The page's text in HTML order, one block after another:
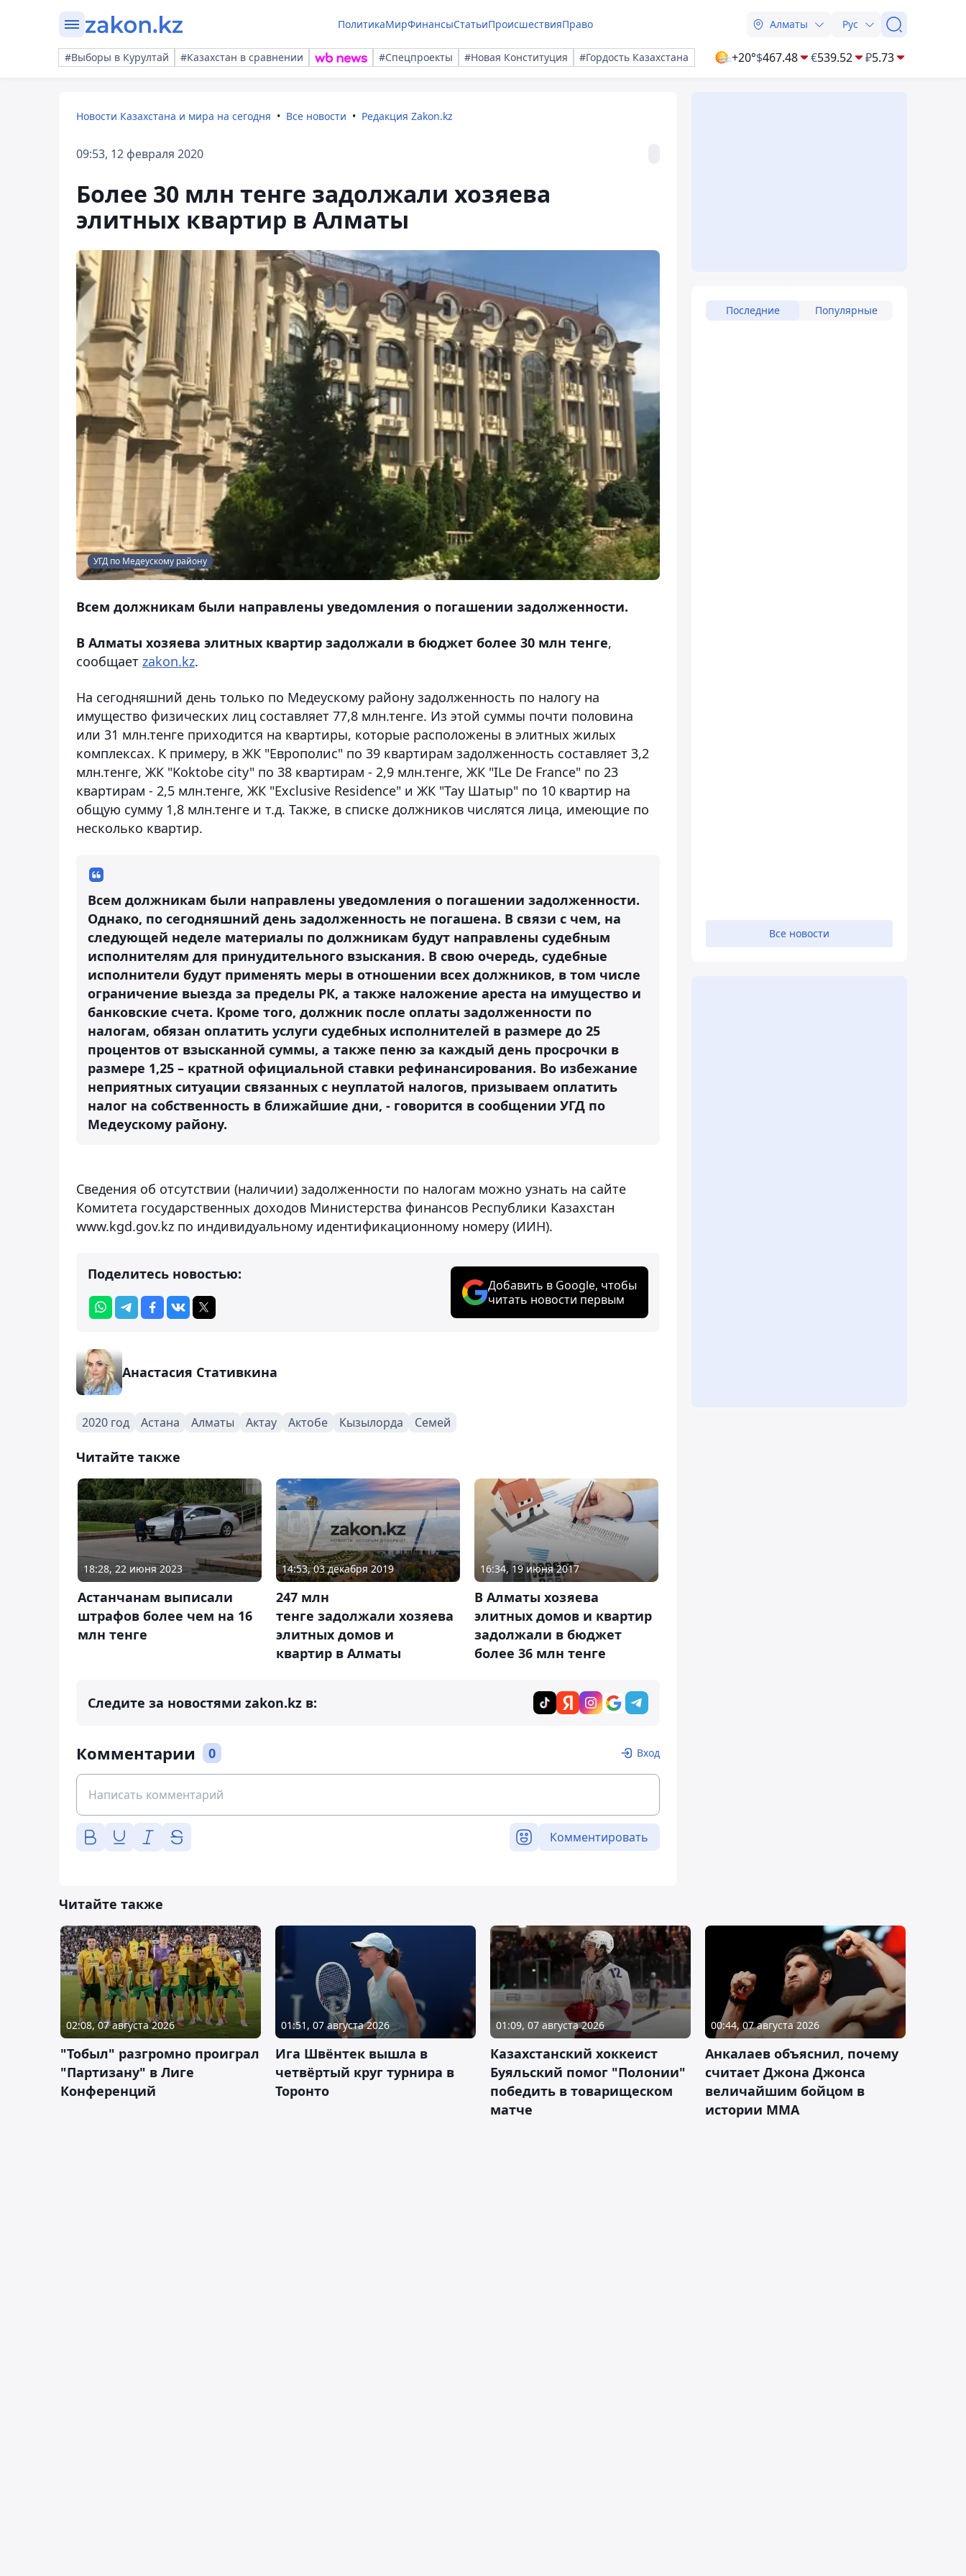
ПолитикаМирФинансыСтатьиПроисшествияПраво Алматы Рус
#Выборы в Курултай #Казахстан в сравнении #Спецпроекты #Новая Конституция #Гордость Казахстана +20°$467.48 €539.52 ₽5.73
Новости Казахстана и мира на сегодня Все новости Редакция Zakon.kz
09:53, 12 февраля 2020
Более 30 млн тенге задолжали хозяева
элитных квартир в Алматы
УГД по Медеускому району
Всем должникам были направлены уведомления о погашении задолженности.
В Алматы хозяева элитных квартир задолжали в бюджет более 30 млн тенге,
сообщает zakon.kz.
На сегодняшний день только по Медеускому району задолженность по налогу на
имущество физических лиц составляет 77,8 млн.тенге. Из этой суммы почти половина
или 31 млн.тенге приходится на квартиры, которые расположены в элитных жилых
комплексах. К примеру, в ЖК "Европолис" по 39 квартирам задолженность составляет 3,2
млн.тенге, ЖК "Koktobe city" по 38 квартирам - 2,9 млн.тенге, ЖК "ILe De France" по 23
квартирам - 2,5 млн.тенге, ЖК "Exclusive Residence" и ЖК "Тау Шатыр" по 10 квартир на
общую сумму 1,8 млн.тенге и т.д. Также, в списке должников числятся лица, имеющие по
несколько квартир.
Всем должникам были направлены уведомления о погашении задолженности.
Однако, по сегодняшний день задолженность не погашена. В связи с чем, на
следующей неделе материалы по должникам будут направлены судебным
исполнителям для принудительного взыскания. В свою очередь, судебные
исполнители будут применять меры в отношении всех должников, в том числе
ограничение выезда за пределы РК, а также наложение ареста на имущество и
банковские счета. Кроме того, должник после оплаты задолженности по
налогам, обязан оплатить услуги судебных исполнителей в размере до 25
процентов от взысканной суммы, а также пеню за каждый день просрочки в
размере 1,25 – кратной официальной ставки рефинансирования. Во избежание
неприятных ситуации связанных с неуплатой налогов, призываем оплатить
налог на собственность в ближайшие дни, - говорится в сообщении УГД по
Медеускому району.
Сведения об отсутствии (наличии) задолженности по налогам можно узнать на сайте
Комитета государственных доходов Министерства финансов Республики Казахстан
www.kgd.gov.kz по индивидуальному идентификационному номеру (ИИН).
Поделитесь новостью:
Добавить в Google, чтобы
читать новости первым
Анастасия Стативкина
2020 год Астана Алматы Актау Актобе Кызылорда Семей
Читайте также
18:28, 22 июня 2023
Астанчанам выписали
штрафов более чем на 16
млн тенге
14:53, 03 декабря 2019
247 млн
тенге задолжали хозяева
элитных домов и
квартир в Алматы
16:34, 19 июня 2017
В Алматы хозяева
элитных домов и квартир
задолжали в бюджет
более 36 млн тенге
Следите за новостями zakon.kz в:
Комментарии 0 Вход
Комментировать
Последние Популярные
Все новости
Читайте также
02:08, 07 августа 2026
"Тобыл" разгромно проиграл
"Партизану" в Лиге
Конференций
01:51, 07 августа 2026
Ига Швёнтек вышла в
четвёртый круг турнира в
Торонто
01:09, 07 августа 2026
Казахстанский хоккеист
Буяльский помог "Полонии"
победить в товарищеском
матче
00:44, 07 августа 2026
Анкалаев объяснил, почему
считает Джона Джонса
величайшим бойцом в
истории ММА